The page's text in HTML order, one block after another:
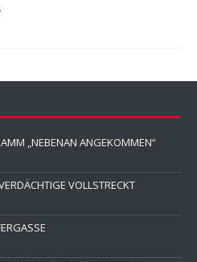
„NEBENAN ANGEKOMMEN“
VOLLSTRECKT